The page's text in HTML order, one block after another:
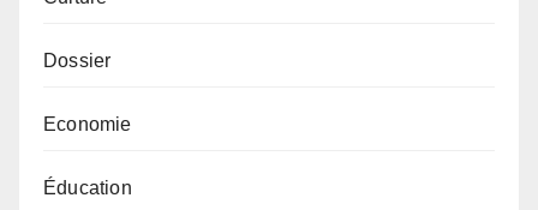
Dossier
Economie
Éducation